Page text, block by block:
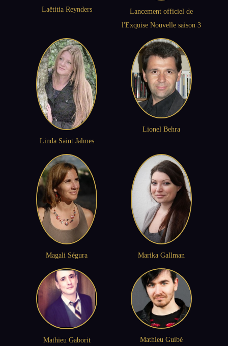
Laëtitia Reynders
Lancement officiel de
l'Exquise Nouvelle saison 3
Linda Saint Jalmes
Lionel Behra
Magali Ségura Marika Gallman
Mathieu Gaborit Mathieu Guibé